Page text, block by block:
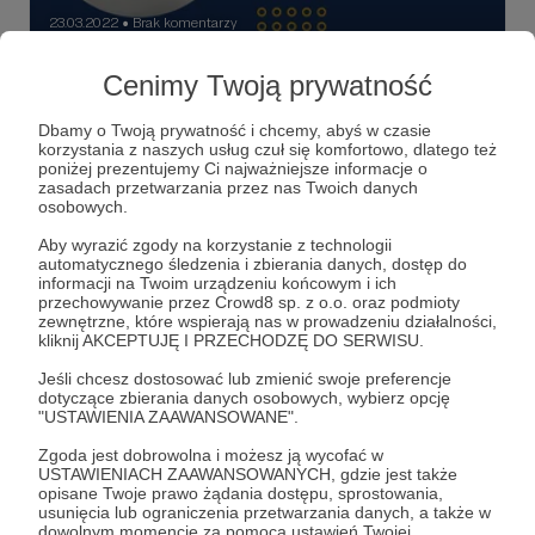
Cenimy Twoją prywatność
Dbamy o Twoją prywatność i chcemy, abyś w czasie
korzystania z naszych usług czuł się komfortowo, dlatego też
poniżej prezentujemy Ci najważniejsze informacje o
zasadach przetwarzania przez nas Twoich danych
osobowych.
Aby wyrazić zgody na korzystanie z technologii
automatycznego śledzenia i zbierania danych, dostęp do
informacji na Twoim urządzeniu końcowym i ich
przechowywanie przez Crowd8 sp. z o.o. oraz podmioty
zewnętrzne, które wspierają nas w prowadzeniu działalności,
kliknij AKCEPTUJĘ I PRZECHODZĘ DO SERWISU.
Jeśli chcesz dostosować lub zmienić swoje preferencje
dotyczące zbierania danych osobowych, wybierz opcję
"USTAWIENIA ZAAWANSOWANE".
Zgoda jest dobrowolna i możesz ją wycofać w
USTAWIENIACH ZAAWANSOWANYCH, gdzie jest także
opisane Twoje prawo żądania dostępu, sprostowania,
usunięcia lub ograniczenia przetwarzania danych, a także w
23.03.2022 ● Brak komentarzy
Ból pleców, karku i kręgosłupa? Zobacz
jak możesz sobie pomóc
Ból pleców, karku czy szyi? Jeśli Wam dokucza - ten
odcinek mojego podkastu jest dla Was. Tym razem moim
gościem jest Adrian - masażysta, fizjoterapeuta i trener
personalny. Idealny gość na czas pandemii, gdy pracujemy
zdalnie, dużo siedzimy i mało się ruszamy. W rozmowie są
też czy klienci składają masażystom propozycje
niedwuznaczne i czy Polacy mają problem z nagością.
Pytam też o sekrety jakimi dzielą się masowani z
masażystami. Mówimy też o tym jak powinien wyglądać
masaż i jak się do niego przygotować, żeby był jak
najbardziej skuteczny. Czy wiecie na przykład kiedy wziąć
pojawia się też pewien niesforny zwierzak. Tematów
poruszamy znacznie więcej. Jakie są rodzaje masażu, jak
zostać masażystą? Będzie też o zazdrości. Posłuchajcie.
masaż